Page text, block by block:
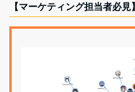
【マーケティング担当者必見】